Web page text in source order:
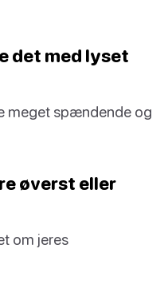
det med lyset
meget spændende og
øverst eller
om jeres